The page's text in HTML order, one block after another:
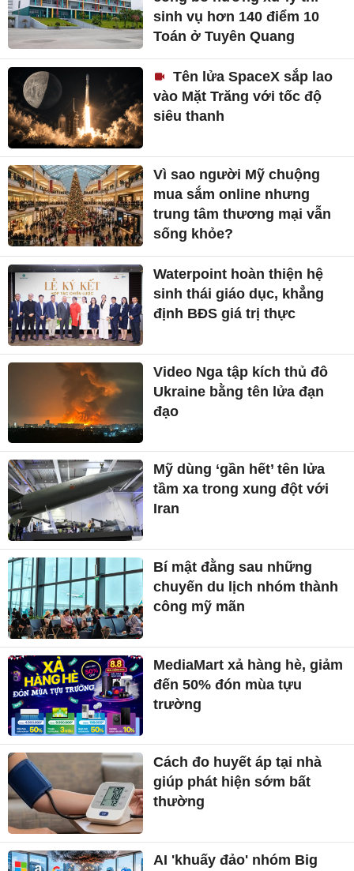
sinh vụ hơn 140 điểm 10
Toán ở Tuyên Quang
Tên lửa SpaceX sắp lao
vào Mặt Trăng với tốc độ
siêu thanh
Vì sao người Mỹ chuộng
mua sắm online nhưng
trung tâm thương mại vẫn
sống khỏe?
Waterpoint hoàn thiện hệ
sinh thái giáo dục, khẳng
định BĐS giá trị thực
Video Nga tập kích thủ đô
Ukraine bằng tên lửa đạn
đạo
Mỹ dùng ‘gần hết’ tên lửa
tầm xa trong xung đột với
Iran
Bí mật đằng sau những
chuyến du lịch nhóm thành
công mỹ mãn
MediaMart xả hàng hè, giảm
đến 50% đón mùa tựu
trường
Cách đo huyết áp tại nhà
giúp phát hiện sớm bất
thường
AI 'khuấy đảo' nhóm Big